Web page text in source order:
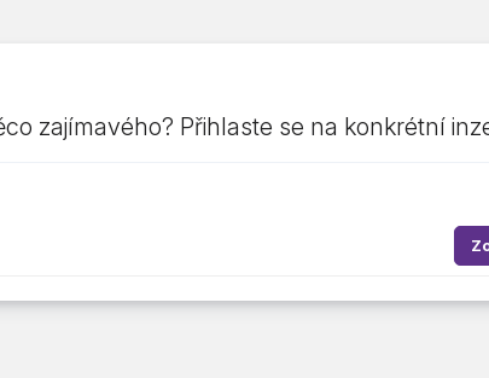
zajímavého? Přihlaste se na konkrétní